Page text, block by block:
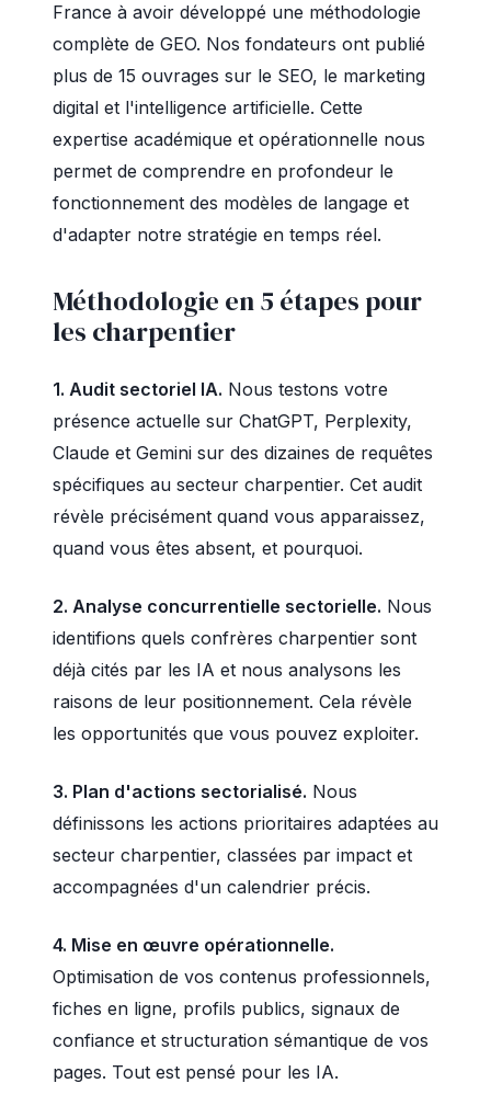
France à avoir développé une méthodologie
complète de GEO. Nos fondateurs ont publié
plus de 15 ouvrages sur le SEO, le marketing
digital et l'intelligence artificielle. Cette
expertise académique et opérationnelle nous
permet de comprendre en profondeur le
fonctionnement des modèles de langage et
d'adapter notre stratégie en temps réel.
Méthodologie en 5 étapes pour
les charpentier
1. Audit sectoriel IA. Nous testons votre
présence actuelle sur ChatGPT, Perplexity,
Claude et Gemini sur des dizaines de requêtes
spécifiques au secteur charpentier. Cet audit
révèle précisément quand vous apparaissez,
quand vous êtes absent, et pourquoi.
2. Analyse concurrentielle sectorielle. Nous
identifions quels confrères charpentier sont
déjà cités par les IA et nous analysons les
raisons de leur positionnement. Cela révèle
les opportunités que vous pouvez exploiter.
3. Plan d'actions sectorialisé. Nous
définissons les actions prioritaires adaptées au
secteur charpentier, classées par impact et
accompagnées d'un calendrier précis.
4. Mise en œuvre opérationnelle.
Optimisation de vos contenus professionnels,
fiches en ligne, profils publics, signaux de
confiance et structuration sémantique de vos
pages. Tout est pensé pour les IA.